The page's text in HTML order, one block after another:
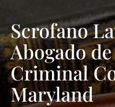
Scrofano
Abogado
Criminal
Maryland